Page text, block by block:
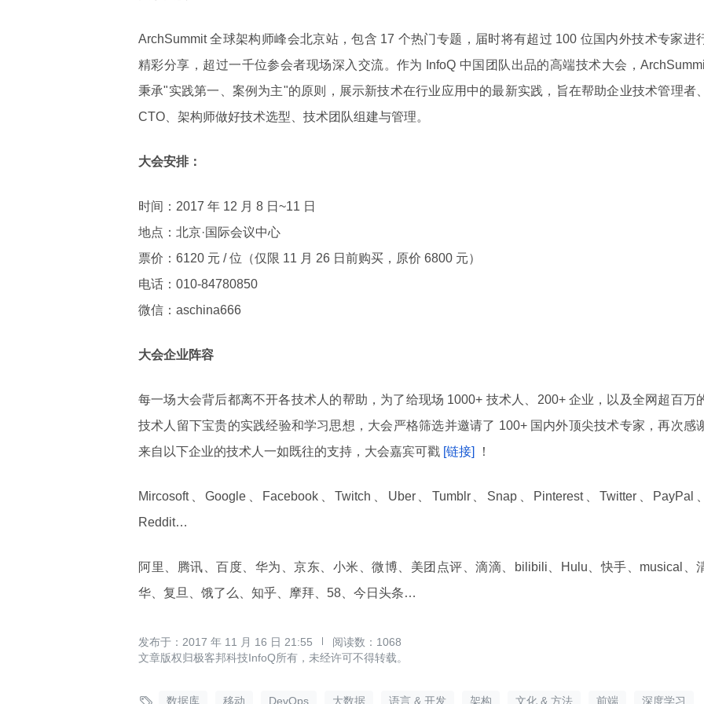
ArchSummit 全球架构师峰会北京站，包含 17 个热门专题，届时将有超过 100 位国内外技术专家进
精彩分享，超过一千位参会者现场深入交流。作为 InfoQ 中国团队出品的高端技术大会，
秉承"实践第一、案例为主"的原则，展示新技术在行业应用中的最新实践，旨在帮助企业技术管理者、
CTO、架构师做好技术选型、技术团队组建与管理。
大会安排：
时间：2017 年 12 月 8 日~11 日
地点：北京·国际会议中心
票价：6120 元 / 位（仅限 11 月 26 日前购买，原价 6800 元）
电话：010-84780850
微信：aschina666
大会企业阵容
每一场大会背后都离不开各技术人的帮助，为了给现场 1000+ 技术人、200+ 企业，以及全网超百万
技术人留下宝贵的实践经验和学习思想，大会严格筛选并邀请了 100+ 国内外顶尖技术专家，再次感
来自以下企业的技术人一如既往的支持，大会嘉宾可戳 [链接] ！
Mircosoft、Google、Facebook、Twitch、Uber、Tumblr、Snap、Pinterest、Twitter、PayPal、
Reddit…
阿里、腾讯、百度、华为、京东、小米、微博、美团点评、滴滴、bilibili、Hulu、快手、musical、
华、复旦、饿了么、知乎、摩拜、58、今日头条…
2017 年 11 月 16 日 21:55
1068
文章版权归极客邦科技InfoQ所有，未经许可不得转载。
 数据库 移动 DevOps 大数据 语言 & 开发 架构 文化 & 方法 前端 深度学习